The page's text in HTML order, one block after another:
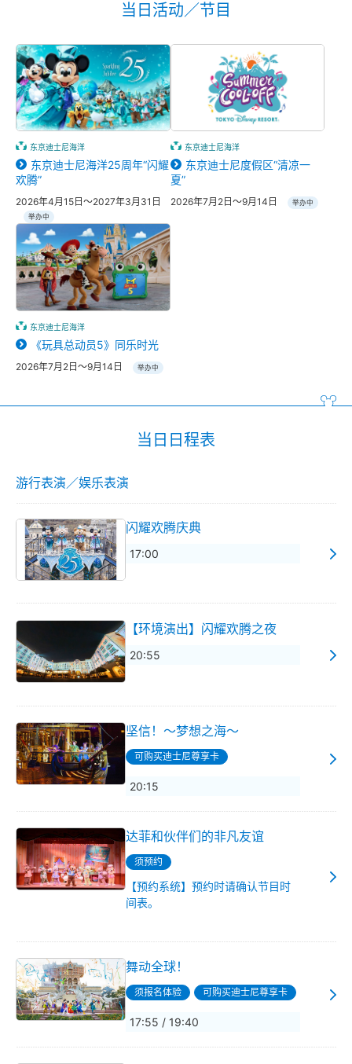
当日活动／节目
东京迪士尼海洋
东京迪士尼海洋25周年“闪耀
欢腾”
2026年4月15日～2027年3月31日
举办中
东京迪士尼海洋
东京迪士尼度假区“清凉一
夏”
2026年7月2日～9月14日 举办中
东京迪士尼海洋
《玩具总动员5》同乐时光
2026年7月2日～9月14日 举办中
当日日程表
游行表演／娱乐表演
闪耀欢腾庆典
17:00
【环境演出】闪耀欢腾之夜
20:55
坚信！～梦想之海～
可购买迪士尼尊享卡
20:15
达菲和伙伴们的非凡友谊
须预约
【预约系统】预约时请确认节目时
间表。
舞动全球！
须报名体验 可购买迪士尼尊享卡
17:55 / 19:40